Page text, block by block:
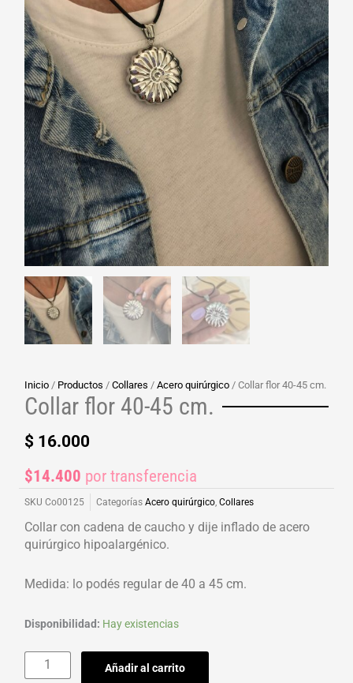
Inicio / Productos /Collares /Acero quirúrgico / Collar flor 40-45 cm.
Collar flor 40-45 cm.
$ 16.000
$14.400 por transferencia
SKUCo00125 Categorías Acero quirúrgico,Collares
Collar con cadena de caucho y dije inflado de acero
quirúrgico hipoalargénico.
Medida: lo podés regular de 40 a 45 cm.
Disponibilidad: Hay existencias
Collar
40-
45
Añadir al carrito